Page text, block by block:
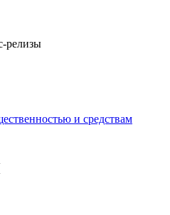
релизы
и средствам